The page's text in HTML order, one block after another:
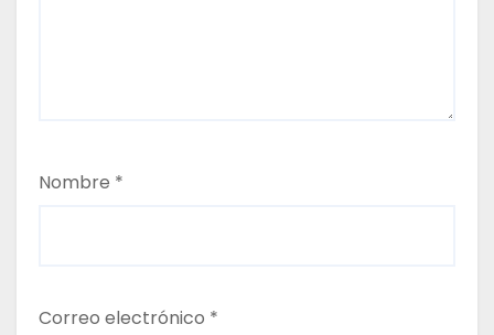
Nombre *
Correo electrónico *